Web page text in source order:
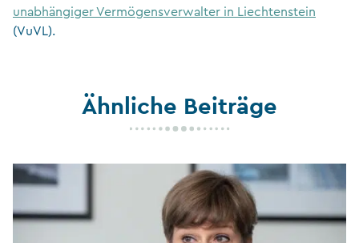
unabhängiger Vermögensverwalter in Liechtenstein
(VuVL).
Ähnliche Beiträge